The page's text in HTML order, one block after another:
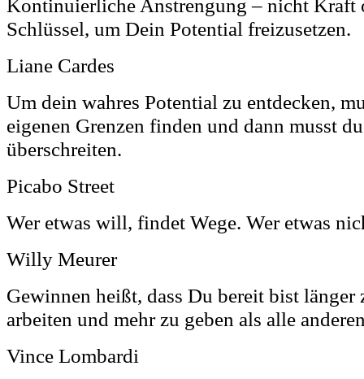
Kontinuierliche Anstrengung – nicht Kraft
Schlüssel, um Dein Potential freizusetzen.
Liane Cardes
Um dein wahres Potential zu entdecken,
eigenen Grenzen finden und dann musst
überschreiten.
Picabo Street
Wer etwas will, findet Wege. Wer etwas
Willy Meurer
Gewinnen heißt, dass Du bereit bist länger
arbeiten und mehr zu geben als alle
Vince Lombardi